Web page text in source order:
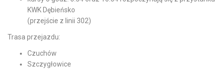
KWK Dębieńsko
(przejście z linii 302)
Trasa przejazdu:
Czuchów
Szczygłowice